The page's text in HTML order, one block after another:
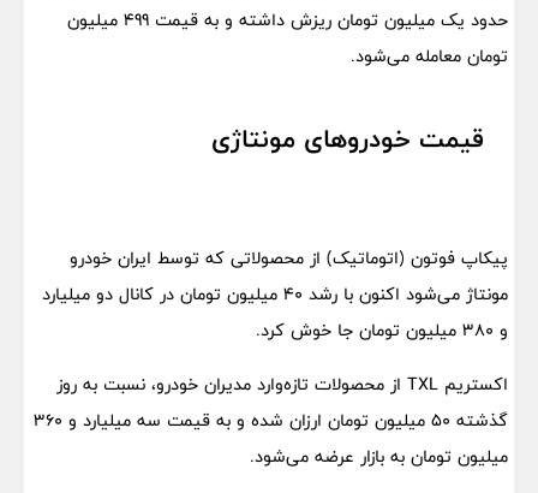
حدود یک میلیون تومان ریزش داشته و به قیمت 499 میلیون
تومان معامله می‌شود.
قیمت خودرو‌های مونتاژی
پیکاپ فوتون (اتوماتیک) از محصولاتی که توسط ایران خودرو
مونتاژ می‌شود اکنون با رشد 40 میلیون تومان در کانال دو میلیارد
و 380 میلیون تومان جا خوش کرد.
اکستریم TXL از محصولات تازه‌وارد مدیران خودرو، نسبت به روز
گذشته 50 میلیون تومان ارزان شده و به قیمت سه میلیارد و 360
میلیون تومان به بازار عرضه می‌شود.